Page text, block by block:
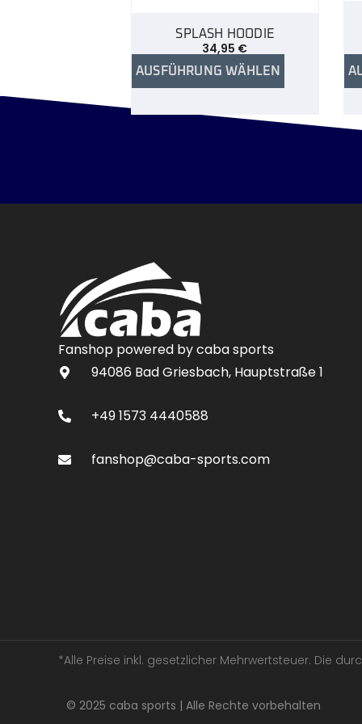
SPLASH HOODIE
34,95 €
AUSFÜHRUNG WÄHLEN
Fanshop powered by caba sports
94086 Bad Griesbach, Hauptstraße 1
+49 1573 4440588
fanshop@caba-sports.com
*Alle Preise inkl. gesetzlicher Mehrwertsteuer. Die
© 2025 caba sports | Alle Rechte vorbehalten